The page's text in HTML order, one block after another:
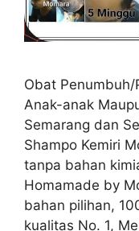
Obat
Anak-anak
Semarang dan
Shampo Kemiri
tanpa bahan
Homamade by
bahan pilihan,
kualitas No. 1,